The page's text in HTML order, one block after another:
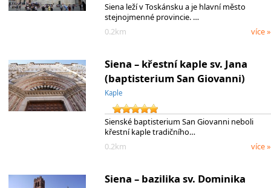
Siena leží v Toskánsku a je hlavní město
stejnojmenné provincie. …
0.2km
více »
Siena – křestní kaple sv. Jana
(baptisterium San Giovanni)
Kaple
Sienské baptisterium San Giovanni neboli
křestní kaple tradičního…
0.2km
více »
Siena – bazilika sv. Dominika